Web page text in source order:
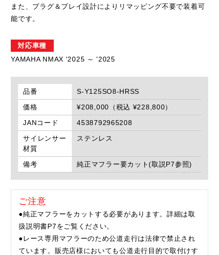
また、プラグ＆プレイ設計によりリマッピング不要で装着可
能です。
対応車種
YAMAHA NMAX '2025 ～ '2025
品番
S-Y125SO8-HRSS
価格
¥208,000（税込 ¥228,800）
JANコード
4538792965208
サイレンサー
材質
ステンレス
備考 純正マフラー要カット(取説P7参照)
ご注意
●純正マフラーをカットする必要があります。詳細は取
扱説明書P7をご覧ください。
●レース専用マフラーのため公道走行は法律で禁止され
ています。販売店様においても公道走行目的で取付けす